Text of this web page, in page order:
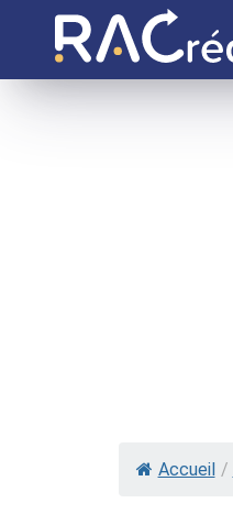
Accueil /